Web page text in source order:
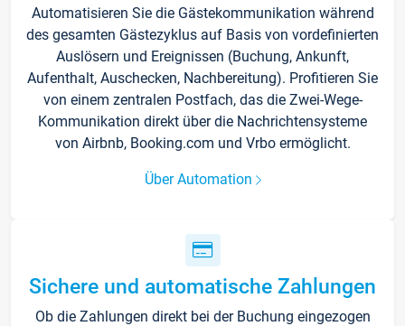
Automatisieren Sie die Gästekommunikation während
des gesamten Gästezyklus auf Basis von vordefinierten
Auslösern und Ereignissen (Buchung, Ankunft,
Aufenthalt, Auschecken, Nachbereitung). Profitieren Sie
von einem zentralen Postfach, das die Zwei-Wege-
Kommunikation direkt über die Nachrichtensysteme
von Airbnb, Booking.com und Vrbo ermöglicht.
Über Automation
Sichere und automatische Zahlungen
Ob die Zahlungen direkt bei der Buchung eingezogen